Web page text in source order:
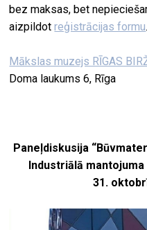
bez maksas, bet
aizpildotreģistrācijas formu.
Mākslas muzejs RĪGAS
Doma laukums 6, Rīga
Paneļdiskusija
Industriālā
31.